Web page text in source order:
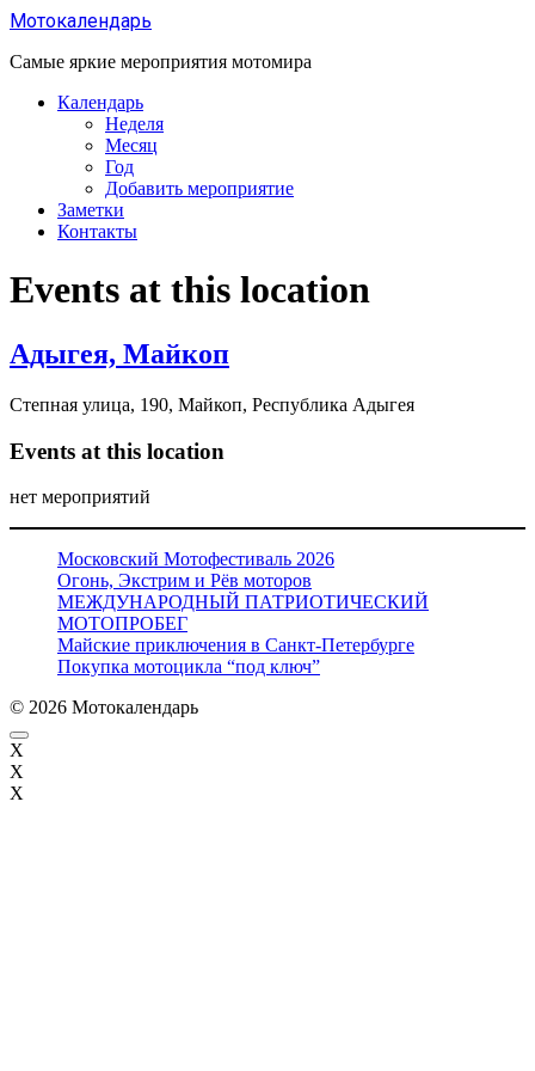
Перейти
содержанию
Мотокалендарь
Самые яркие мероприятия мотомира
Календарь
Неделя
Месяц
Год
Добавить мероприятие
Заметки
Контакты
Events at this location
Адыгея, Майкоп
Степная улица, 190, Майкоп, Республика Адыгея
Events at this location
нет мероприятий
Московский Мотофестиваль 2026
Огонь, Экстрим и Рёв моторов
МЕЖДУНАРОДНЫЙ ПАТРИОТИЧЕСКИЙ
МОТОПРОБЕГ
Майские приключения в Санкт-Петербурге
Покупка мотоцикла “под ключ”
© 2026 Мотокалендарь
X
X
X